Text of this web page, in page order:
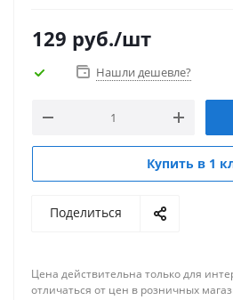
129 руб./шт
Нашли дешевле?
Купить в 1
Поделиться
Цена действительна только для
отличаться от цен в розничных